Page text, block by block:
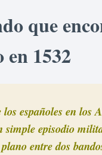
que
1532
españoles en los
simple episodio
entre dos